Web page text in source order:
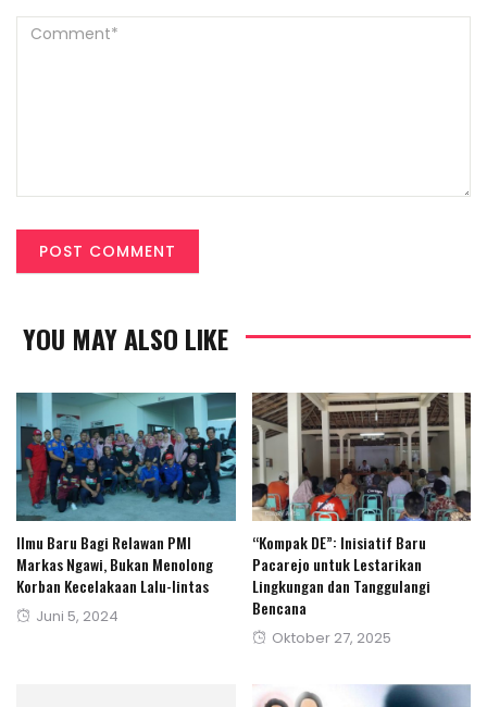
YOU MAY ALSO LIKE
Ilmu Baru Bagi Relawan PMI
Markas Ngawi, Bukan Menolong
Korban Kecelakaan Lalu-lintas
Posted
Juni 5, 2024
“Kompak DE”: Inisiatif Baru
Pacarejo untuk Lestarikan
Lingkungan dan Tanggulangi
Bencana
Posted
Oktober 27, 2025